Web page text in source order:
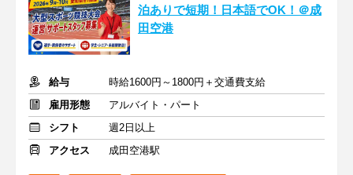
泊ありで短期！日本語でOK！＠成
田空港
給与
時給1600円～1800円＋交通費支給
雇用形態
アルバイト・パート
シフト
週2日以上
アクセス
成田空港駅